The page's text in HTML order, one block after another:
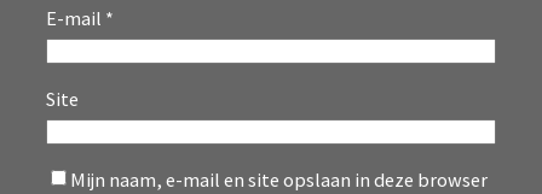
E-mail *
Site
Mijn naam, e-mail en site opslaan in deze browser